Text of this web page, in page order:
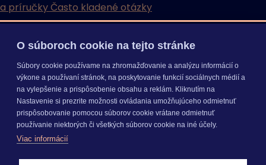
a príručkyČasto kladené otázky
Cenníky Odporučte nás Právne dokumenty
Odporúčaná
konfiguráciaAktualizácia verziíMobilné aplikácie
CenníkyOdporučte násPrávne dokumentyOdporúčaná
konfiguráciaAktualizácia verziíMobilné aplikácie
Odoberajte
O násKariéraPre média Nastavenie cookies
O súboroch cookie na tejto stránke
Súbory cookie používame na zhromažďovanie a analýzu informácií o
výkone a používaní stránok, na poskytovanie funkcií sociálnych médií a
na vylepšenie a prispôsobenie obsahu a reklám. Kliknutím na
Nastavenie si prezrite možnosti ovládania umožňujúceho odmietnuť
prispôsobovanie pomocou súborov cookie vrátane odmietnuť
používanie niektorých či všetkých súborov cookie na iné účely.
Viac informácií